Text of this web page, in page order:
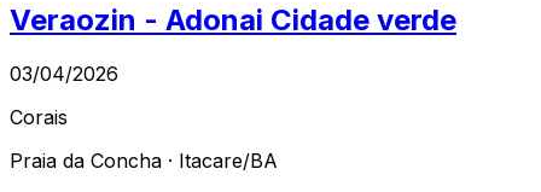
Veraozin - Adonai Cidade verde
03/04/2026
Corais
Praia da Concha · Itacare/BA